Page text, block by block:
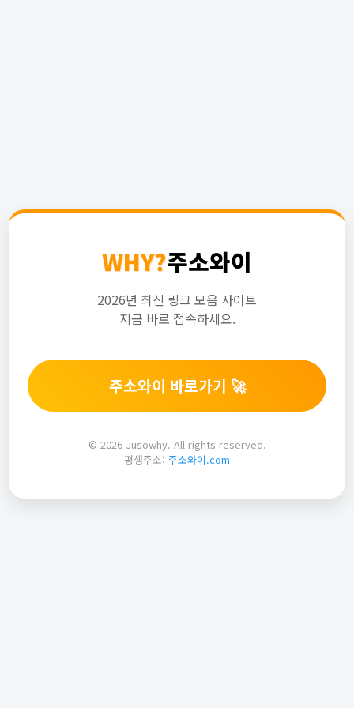
WHY?주소와이
2026년 최신 링크 모음 사이트
지금 바로 접속하세요.
주소와이 바로가기 🚀
© 2026 Jusowhy. All rights reserved.
평생주소: 주소와이.com